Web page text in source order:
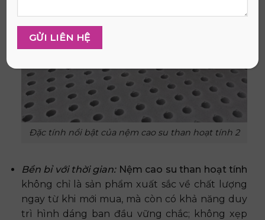
Đặc tính nổi bật của nệm cao su than hoạt tính 2
Bền bỉ với thời gian: Nệm cao su than hoạt tính
không chỉ là sản phẩm xuất sắc về chất lượng
ngay từ khi mới mua, mà còn có khả năng duy
trì hình dáng ban đầu vững chắc; không xẹp